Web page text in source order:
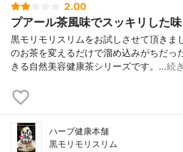
2.00
プアール茶風味でスッキリした味
黒モリモリスリムをお試しさせて頂きま
のお茶を変えるだけで溜め込みがちだっ
きる自然美容健康茶シリーズです。…続
ハーブ健康本舗
黒モリモリスリム